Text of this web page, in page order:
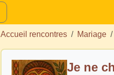
Accueil rencontres Mariage
Je ne